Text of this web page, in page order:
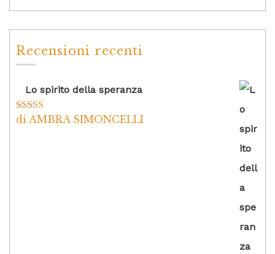
Recensioni recenti
Lo spirito della speranza
Valutato5su
di AMBRA SIMONCELLI